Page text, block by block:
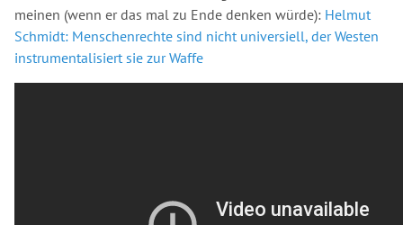
meinen (wenn er das mal zu Ende denken würde): Helmut
Schmidt: Menschenrechte sind nicht universiell, der Westen
instrumentalisiert sie zur Waffe